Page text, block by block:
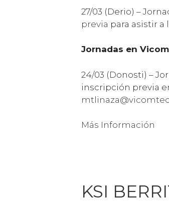
27/03 (Derio) –
previa para asistir a
Jornadas en
24/03 (Donosti) –
inscripción previa
Más Información
KSI